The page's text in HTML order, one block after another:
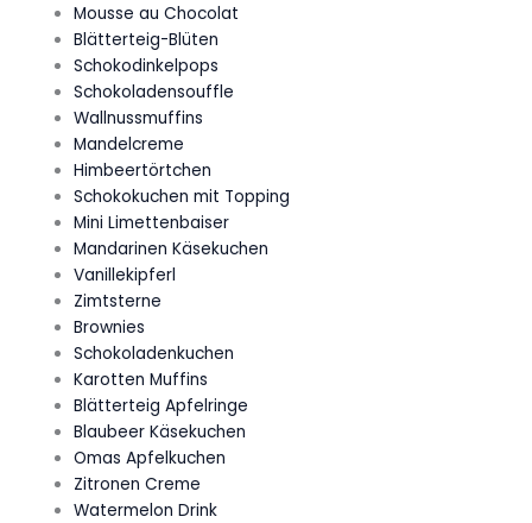
Mousse au Chocolat
Blätterteig-Blüten
Schokodinkelpops
Schokoladensouffle
Wallnussmuffins
Mandelcreme
Himbeertörtchen
Schokokuchen mit Topping
Mini Limettenbaiser
Mandarinen Käsekuchen
Vanillekipferl
Zimtsterne
Brownies
Schokoladenkuchen
Karotten Muffins
Blätterteig Apfelringe
Blaubeer Käsekuchen
Omas Apfelkuchen
Zitronen Creme
Watermelon Drink